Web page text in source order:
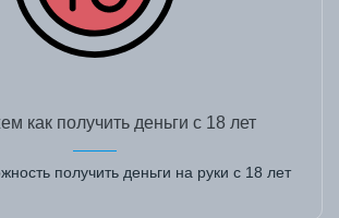
как получить деньги с 18 лет
получить деньги на руки с 18 лет